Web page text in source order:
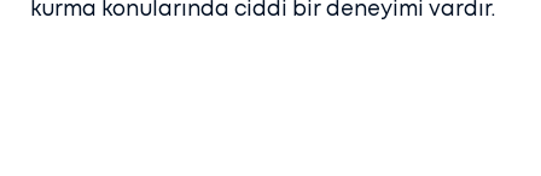
kurma konularında ciddi bir deneyimi vardır.